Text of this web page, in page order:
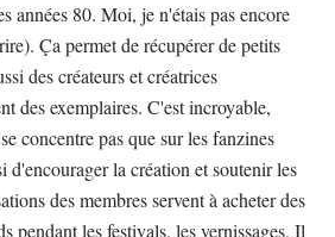
années 80. Moi, je n'étais pas encore
Ça permet de récupérer de petits
des créateurs et créatrices
des exemplaires. C'est incroyable,
concentre pas que sur les fanzines
d'encourager la création et soutenir les
des membres servent à acheter des
pendant les festivals, les vernissages. Il